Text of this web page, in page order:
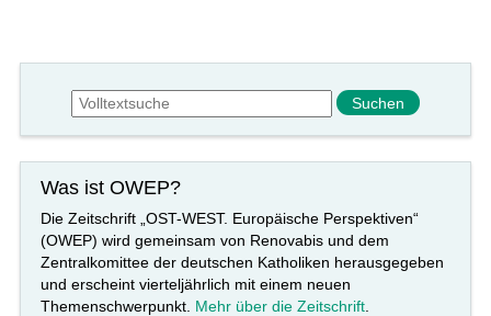
Suchformular
Suche
Was ist OWEP?
Die Zeitschrift „OST-WEST. Europäische Perspektiven“
(OWEP) wird gemeinsam von Renovabis und dem
Zentralkomittee der deutschen Katholiken herausgegeben
und erscheint vierteljährlich mit einem neuen
Themenschwerpunkt. Mehr über die Zeitschrift